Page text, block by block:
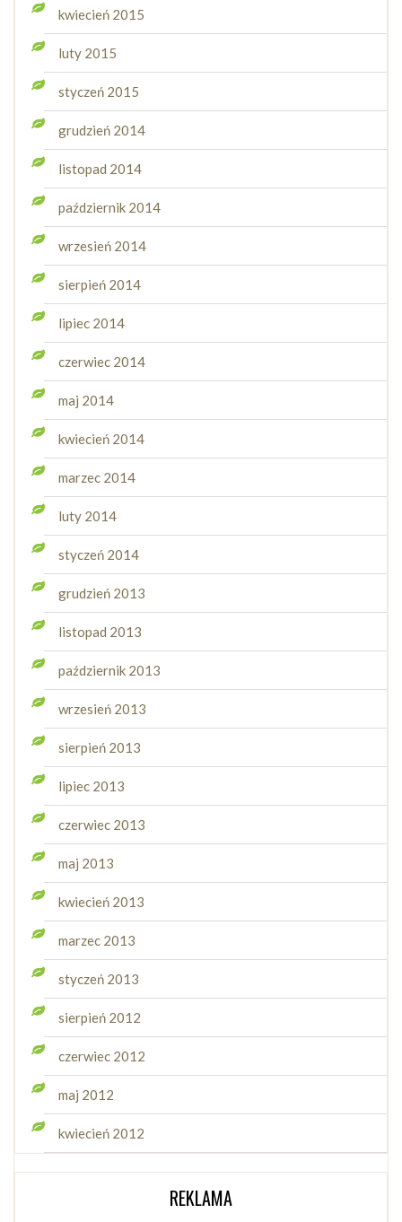
kwiecień 2015
luty 2015
styczeń 2015
grudzień 2014
listopad 2014
październik 2014
wrzesień 2014
sierpień 2014
lipiec 2014
czerwiec 2014
maj 2014
kwiecień 2014
marzec 2014
luty 2014
styczeń 2014
grudzień 2013
listopad 2013
październik 2013
wrzesień 2013
sierpień 2013
lipiec 2013
czerwiec 2013
maj 2013
kwiecień 2013
marzec 2013
styczeń 2013
sierpień 2012
czerwiec 2012
maj 2012
kwiecień 2012
REKLAMA